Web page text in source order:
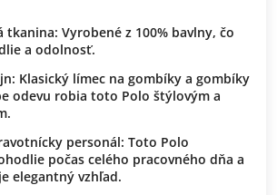
tkanina: Vyrobené z 100% bavlny, čo
a odolnosť.
Klasický límec na gombíky a gombíky
odevu robia toto Polo štýlovým a
personál: Toto Polo
počas celého pracovného dňa a
elegantný vzhľad.